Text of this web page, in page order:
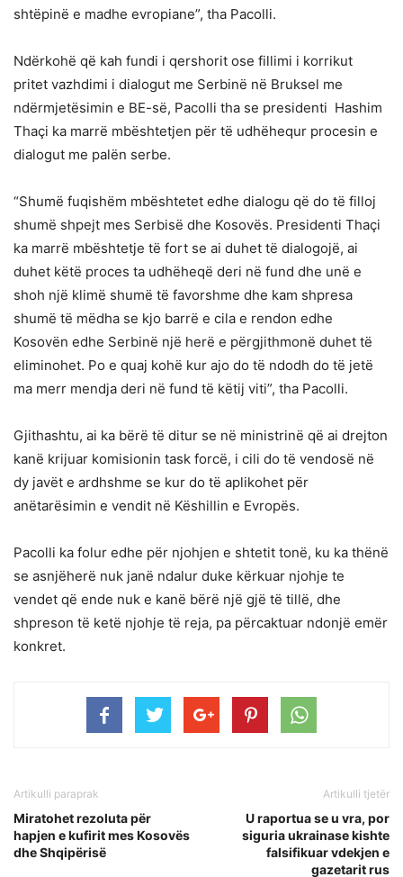
shtëpinë e madhe evropiane”, tha Pacolli.
Ndërkohë që kah fundi i qershorit ose fillimi i korrikut
pritet vazhdimi i dialogut me Serbinë në Bruksel me
ndërmjetësimin e BE-së, Pacolli tha se presidenti Hashim
Thaçi ka marrë mbështetjen për të udhëhequr procesin e
dialogut me palën serbe.
“Shumë fuqishëm mbështetet edhe dialogu që do të filloj
shumë shpejt mes Serbisë dhe Kosovës. Presidenti Thaçi
ka marrë mbështetje të fort se ai duhet të dialogojë, ai
duhet këtë proces ta udhëheqë deri në fund dhe unë e
shoh një klimë shumë të favorshme dhe kam shpresa
shumë të mëdha se kjo barrë e cila e rendon edhe
Kosovën edhe Serbinë një herë e përgjithmonë duhet të
eliminohet. Po e quaj kohë kur ajo do të ndodh do të jetë
ma merr mendja deri në fund të këtij viti”, tha Pacolli.
Gjithashtu, ai ka bërë të ditur se në ministrinë që ai drejton
kanë krijuar komisionin task forcë, i cili do të vendosë në
dy javët e ardhshme se kur do të aplikohet për
anëtarësimin e vendit në Këshillin e Evropës.
Pacolli ka folur edhe për njohjen e shtetit tonë, ku ka thënë
se asnjëherë nuk janë ndalur duke kërkuar njohje te
vendet që ende nuk e kanë bërë një gjë të tillë, dhe
shpreson të ketë njohje të reja, pa përcaktuar ndonjë emër
konkret.
Artikulli paraprak
Miratohet rezoluta për
hapjen e kufirit mes Kosovës
dhe Shqipërisë
Artikulli tjetër
U raportua se u vra, por
siguria ukrainase kishte
falsifikuar vdekjen e
gazetarit rus